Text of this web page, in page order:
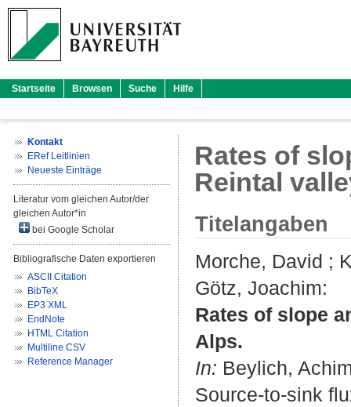
Startseite Browsen Suche Hilfe
Kontakt
ERef Leitlinien
Neueste Einträge
Literatur vom gleichen Autor/der
gleichen Autor*in
bei Google Scholar
Bibliografische Daten exportieren
ASCII Citation
BibTeX
EP3 XML
EndNote
HTML Citation
Multiline CSV
Reference Manager
Rates of
Reintal
Titelangaben
Morche, David ;
Götz, Joachim:
Rates of slope
Alps.
In: Beylich,
Source-to-sink